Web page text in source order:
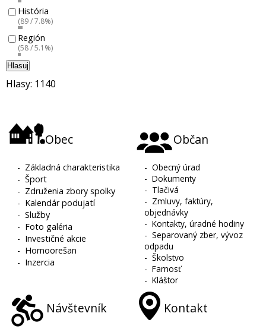
História
(89 / 7.8%)
Región
(58 / 5.1%)
Hlasuj
Hlasy: 1140
Obec
- Základná charakteristika
-Šport
- Združenia zbory spolky
- Kalendár podujatí
-Služby
- Foto galéria
- Investičné akcie
- Hornoorešan
- Inzercia
Občan
-Obecný úrad
-Dokumenty
- Tlačivá
- Zmluvy, faktúry,
objednávky
-Kontakty, úradné hodiny
-Separovaný zber, vývoz
odpadu
-Školstvo
-Farnosť
-Kláštor
Návštevník Kontakt